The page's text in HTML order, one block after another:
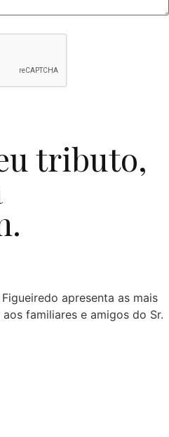
tributo,
apresenta as mais
familiares e amigos do Sr.